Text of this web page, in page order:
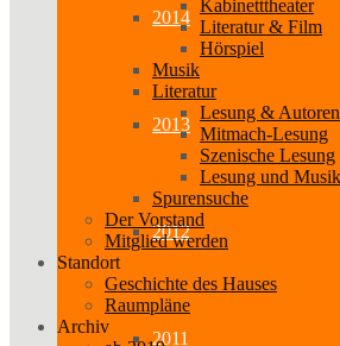
2014
2013
2012
2011
Kabinetttheater
Literatur & Film
Hörspiel
Musik
Literatur
Lesung &
Mitmach-Lesung
Szenische Lesung
Lesung und Musik
Spurensuche
Der Vorstand
Mitglied werden
Standort
Geschichte des Hauses
Raumpläne
Archiv